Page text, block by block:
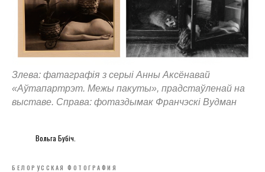
Злева: фатаграфія з серыі Анны Аксёнавай
«Аўтапартрэт. Межы пакуты», прадстаўленай на
выставе. Справа: фотаздымак Франчэскі Вудман
Вольга Бубіч.
БЕЛОРУССКАЯ ФОТОГРАФИЯ